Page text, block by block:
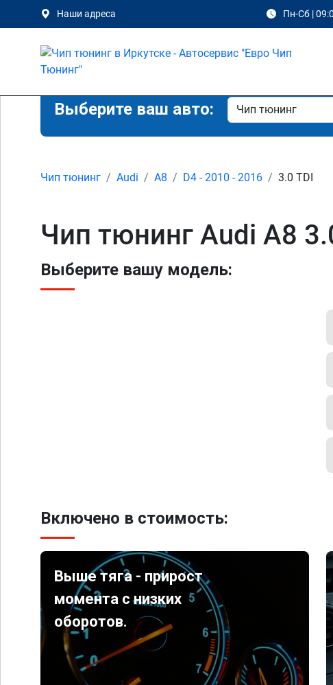
Наши адреса Пн-Сб |
Выберите ваш авто:
Чип тюнинг Audi A8 D4 - 2010 - 2016 3.0 TDI
Чип тюнинг Audi A8
Выберите вашу модель:
Включено в стоимость:
Выше тяга - прирост
момента с низких
оборотов.